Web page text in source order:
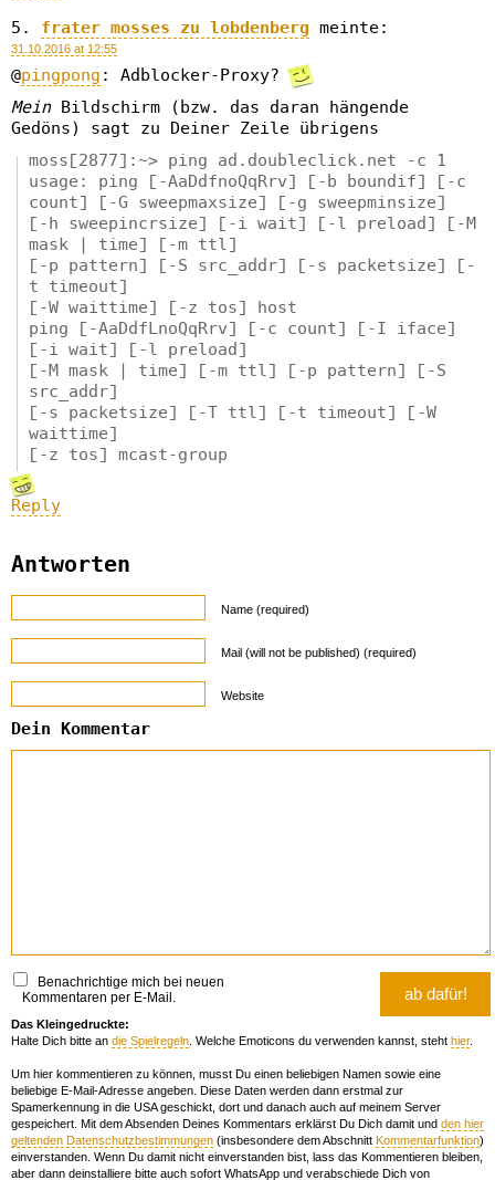
frater mosses zu lobdenberg meinte:
31.10.2016 at 12:55
@pingpong : Adblocker-Proxy?
MeinBildschirm (bzw. das daran hängende
Gedöns) sagt zu Deiner Zeile übrigens
moss[2877]:~> ping ad.doubleclick.net -c 1
usage: ping [-AaDdfnoQqRrv] [-b boundif] [-c
count] [-G sweepmaxsize] [-g sweepminsize]
[-h sweepincrsize] [-i wait] [-l preload] [-M
mask | time] [-m ttl]
[-p pattern] [-S src_addr] [-s packetsize] [-
t timeout]
[-W waittime] [-z tos] host
ping [-AaDdfLnoQqRrv] [-c count] [-I iface]
[-i wait] [-l preload]
[-M mask | time] [-m ttl] [-p pattern] [-S
src_addr]
[-s packetsize] [-T ttl] [-t timeout] [-W
waittime]
[-z tos] mcast-group
Reply
Antworten
Name (required)
Mail (will not be published) (required)
Website
Dein Kommentar
Benachrichtige mich bei neuen
Kommentaren per E-Mail.
Das Kleingedruckte:
Halte Dich bitte an die Spielregeln . Welche Emoticons du verwenden kannst, steht hier.
Um hier kommentieren zu können, musst Du einen beliebigen Namen sowie eine
beliebige E-Mail-Adresse angeben. Diese Daten werden dann erstmal zur
Spamerkennung in die USA geschickt, dort und danach auch auf meinem Server
gespeichert. Mit dem Absenden Deines Kommentars erklärst Du Dich damit und den hier
geltenden Datenschutzbestimmungen (insbesondere dem Abschnitt Kommentarfunktion)
einverstanden. Wenn Du damit nicht einverstanden bist, lass das Kommentieren bleiben,
aber dann deinstalliere bitte auch sofort WhatsApp und verabschiede Dich von